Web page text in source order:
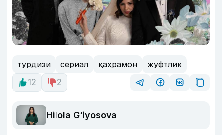
турдизи сериал қаҳрамон
жуфтлик
12
2
Hilola G‘iyosova